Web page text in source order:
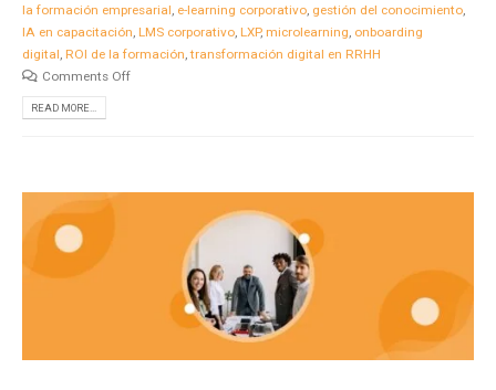
la formación empresarial, e-learning corporativo, gestión del conocimiento,
IA en capacitación, LMS corporativo, LXP, microlearning, onboarding
digital, ROI de la formación,transformación digital en RRHH
Comments Off
READ MORE...